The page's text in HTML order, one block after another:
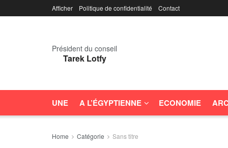
Afficher Politique de confidentialité Contact
Président du conseil
Tarek Lotfy
UNE A L’ÉGYPTIENNE ECONOMIE
Home Catégorie Sans titre